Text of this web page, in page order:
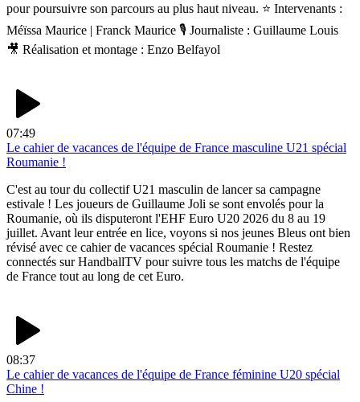
pour poursuivre son parcours au plus haut niveau. ⭐ Intervenants :
Méïssa Maurice | Franck Maurice 🎙️ Journaliste : Guillaume Louis
🎥 Réalisation et montage : Enzo Belfayol
07:49
Le cahier de vacances de l'équipe de France masculine U21 spécial
Roumanie !
C'est au tour du collectif U21 masculin de lancer sa campagne
estivale ! Les joueurs de Guillaume Joli se sont envolés pour la
Roumanie, où ils disputeront l'EHF Euro U20 2026 du 8 au 19
juillet. Avant leur entrée en lice, voyons si nos jeunes Bleus ont bien
révisé avec ce cahier de vacances spécial Roumanie ! Restez
connectés sur HandballTV pour suivre tous les matchs de l'équipe
de France tout au long de cet Euro.
08:37
Le cahier de vacances de l'équipe de France féminine U20 spécial
Chine !